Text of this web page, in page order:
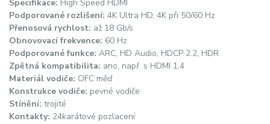
Specifikace: High Speed HDMI
Podporované rozlišení: 4K Ultra HD, 4K při 50/60 Hz
Přenosová rychlost: až 18 Gb/s
Obnovovací frekvence: 60 Hz
Podporované funkce: ARC, HD Audio, HDCP 2.2, HDR
Zpětná kompatibilita: ano, např. s HDMI 1.4
Materiál vodiče: OFC měď
Konstrukce vodiče: pevné vodiče
Stínění: trojité
Kontakty: 24karátové pozlacení